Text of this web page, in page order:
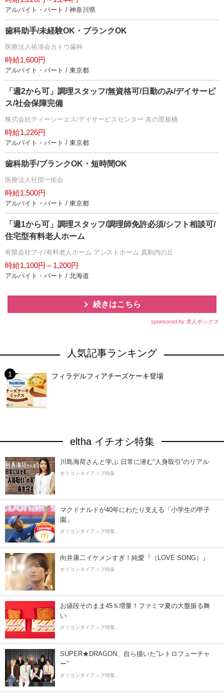
アルバイト・パート / 神奈川県
歯科助手/未経験OK・ブランクOK
医療法人祐清会カトウ歯科
時給1,600円
アルバイト・パート / 東京都
「週2から可」調理スタッフ/無資格可/日勤のみ/デイサービ
ス/社会保障完備
株式会社ティーシーエス/デイサービスセンター 友の里板橋
時給1,226円
アルバイト・パート / 東京都
歯科助手/ブランクOK・短時間OK
医療法人社団一佑会
時給1,500円
アルバイト・パート / 東京都
「週1から可」調理スタッフ/調理師免許必須/シフト相談可/
住宅型有料老人ホーム
有限会社アイ/有料老人ホーム アシストホーム 真駒内の丘
時給1,100円～1,200円
アルバイト・パート / 北海道
続きはこちら
sponsored by 求人ボックス
人気記事ランキング
フィラデルフィアチーズケーキ登場
eltha イチオシ特集
川島海荷さんと学ぶ 日常に潜む“人身取引”のリアル
オリコンタイアップ特集
マクドナルドが40年にわたり支える「小学生の甲子
園」
オリコンタイアップ特集
向井康二イケメンすぎ！純愛『（LOVE SONG）』
オリコンタイアップ特集
お値段そのまま45％増量！ファミマ夏の大盤振る舞
い
オリコンタイアップ特集
SUPER★DRAGON、自ら描いた”レトロフューチャ
ー”
オリコンタイアップ特集